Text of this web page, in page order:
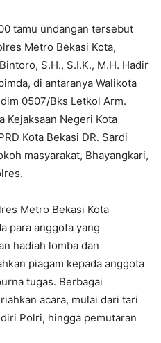
tamu undangan tersebut
Metro Bekasi Kota,
S.H., S.I.K., M.H. Hadir
di antaranya Walikota
0507/Bks Letkol Arm.
Kejaksaan Negeri Kota
Kota Bekasi DR. Sardi
masyarakat, Bhayangkari,
Metro Bekasi Kota
para anggota yang
hadiah lomba dan
piagam kepada anggota
tugas. Berbagai
acara, mulai dari tari
Polri, hingga pemutaran